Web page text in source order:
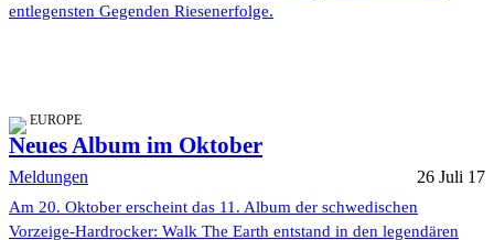
entlegensten Gegenden Riesenerfolge.
EUROPE
Neues Album im Oktober
Meldungen 26 Juli 17
Am 20. Oktober erscheint das 11. Album der schwedischen
Vorzeige-Hardrocker: Walk The Earth entstand in den legendären